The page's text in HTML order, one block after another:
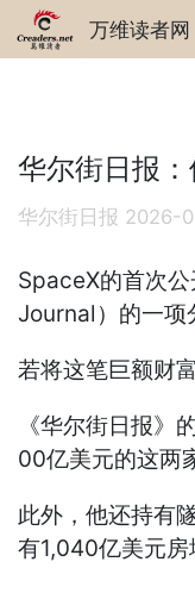
万维读者网
华尔街日报
华尔街日报 2026-
SpaceX的首次
Journal）的一项
若将这笔巨额财
《华尔街日报
00亿美元的这两
此外，他还持有
有1,040亿美元房